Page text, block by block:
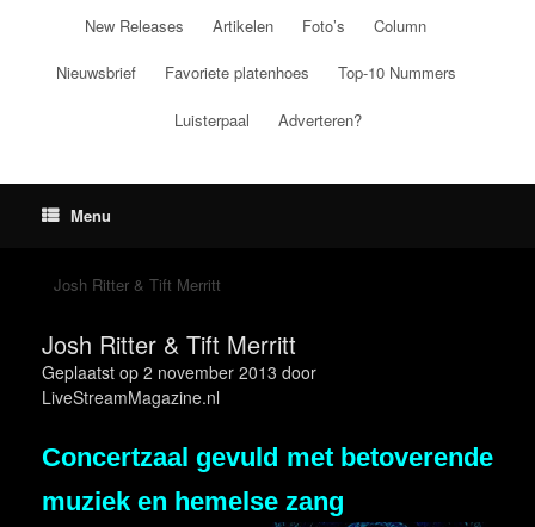
New Releases Artikelen Foto’s Column
Nieuwsbrief Favoriete platenhoes Top-10 Nummers
Luisterpaal Adverteren?
Menu
Josh Ritter & Tift Merritt
Josh Ritter & Tift Merritt
Geplaatst op 2 november 2013 door
LiveStreamMagazine.nl
Concertzaal gevuld met betoverende
muziek en hemelse zang